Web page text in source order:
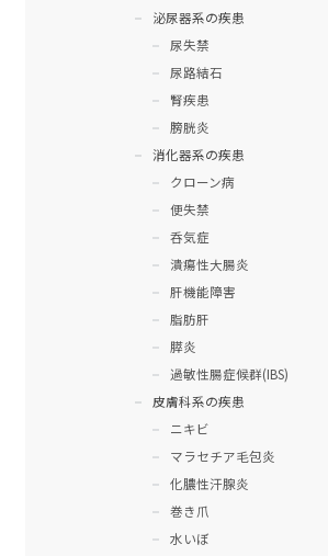
泌尿器系の疾患
尿失禁
尿路結石
腎疾患
膀胱炎
消化器系の疾患
クローン病
便失禁
呑気症
潰瘍性大腸炎
肝機能障害
脂肪肝
膵炎
過敏性腸症候群(IBS)
皮膚科系の疾患
ニキビ
マラセチア毛包炎
化膿性汗腺炎
巻き爪
水いぼ